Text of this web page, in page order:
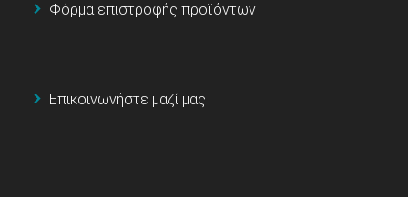
Φόρμα επιστροφής προϊόντων
Επικοινωνήστε μαζί μας